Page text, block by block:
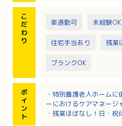
こ
だ
わ
り
車通勤可 未経験OK
住宅手当あり 残業
ブランクOK
ポ
イ
ン
ト
・特別養護老人ホーム
ーにおけるケアマネージ
・残業ほぼなし！日・